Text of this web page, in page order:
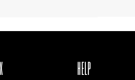
HELP